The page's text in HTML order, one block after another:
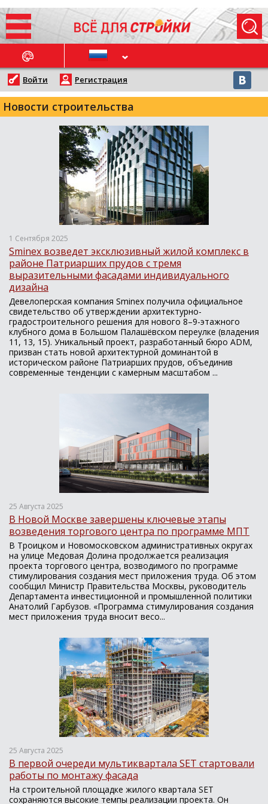
НОВОСТИ
Войти Регистрация
Новости строительства
1 Сентября 2025
Sminex возведет эксклюзивный жилой комплекс в
районе Патриарших прудов с тремя
выразительными фасадами индивидуального
дизайна
Девелоперская компания Sminex получила официальное
свидетельство об утверждении архитектурно-
градостроительного решения для нового 8–9-этажного
клубного дома в Большом Палашёвском переулке (владения
11, 13, 15). Уникальный проект, разработанный бюро ADM,
призван стать новой архитектурной доминантой в
историческом районе Патриарших прудов, объединив
современные тенденции с камерным масштабом ...
25 Августа 2025
В Новой Москве завершены ключевые этапы
возведения торгового центра по программе МПТ
В Троицком и Новомосковском административных округах
на улице Медовая Долина продолжается реализация
проекта торгового центра, возводимого по программе
стимулирования создания мест приложения труда. Об этом
сообщил Министр Правительства Москвы, руководитель
Департамента инвестиционной и промышленной политики
Анатолий Гарбузов. «Программа стимулирования создания
мест приложения труда вносит весо...
25 Августа 2025
В первой очереди мультиквартала SET стартовали
работы по монтажу фасада
На строительной площадке жилого квартала SET
сохраняются высокие темпы реализации проекта. Он